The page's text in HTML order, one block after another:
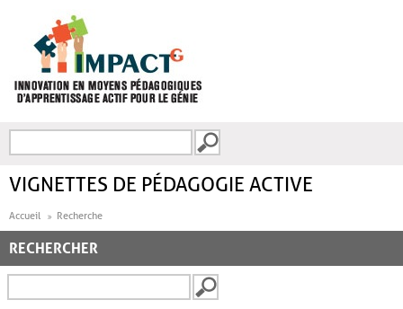
FORMULAIRE DE
VIGNETTES DE PÉDAGOGIE ACTIVE
Accueil Recherche
RECHERCHER